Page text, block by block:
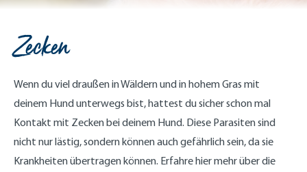
Zecken
Wenn du viel draußen in Wäldern und in hohem Gras mit
deinem Hund unterwegs bist, hattest du sicher schon mal
Kontakt mit Zecken bei deinem Hund. Diese Parasiten sind
nicht nur lästig, sondern können auch gefährlich sein, da sie
Krankheiten übertragen können. Erfahre hier mehr über die